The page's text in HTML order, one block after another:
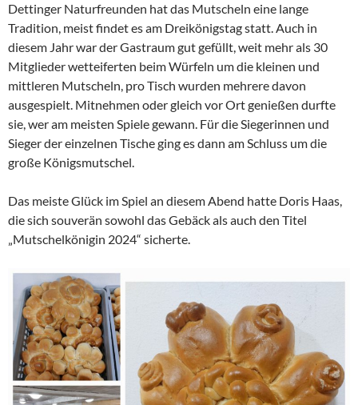
Dettinger Naturfreunden hat das Mutscheln eine lange
Tradition, meist findet es am Dreikönigstag statt. Auch in
diesem Jahr war der Gastraum gut gefüllt, weit mehr als 30
Mitglieder wetteiferten beim Würfeln um die kleinen und
mittleren Mutscheln, pro Tisch wurden mehrere davon
ausgespielt. Mitnehmen oder gleich vor Ort genießen durfte
sie, wer am meisten Spiele gewann. Für die Siegerinnen und
Sieger der einzelnen Tische ging es dann am Schluss um die
große Königsmutschel.
Das meiste Glück im Spiel an diesem Abend hatte Doris Haas,
die sich souverän sowohl das Gebäck als auch den Titel
„Mutschelkönigin 2024“ sicherte.